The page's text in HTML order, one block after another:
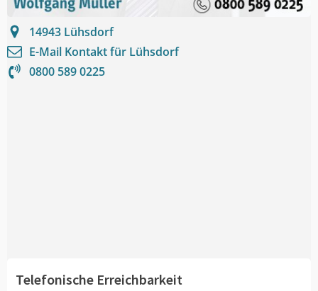
14943 Lühsdorf
E-Mail Kontakt für Lühsdorf
0800 589 0225
Telefonische Erreichbarkeit